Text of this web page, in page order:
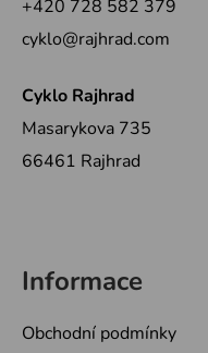
+420 728 582 379
cyklo@rajhrad.com
Cyklo Rajhrad
Masarykova 735
66461 Rajhrad
Informace
Obchodní podmínky